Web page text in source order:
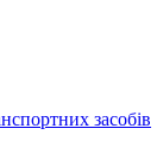
засобів